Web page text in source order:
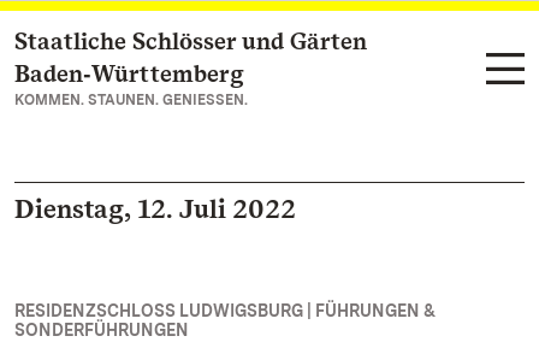
Zum Hauptinhalt springen
Staatliche Schlösser und Gärten
Baden‑Württemberg
KOMMEN. STAUNEN. GENIESSEN.
Dienstag, 12. Juli 2022
RESIDENZSCHLOSS LUDWIGSBURG | FÜHRUNGEN &
SONDERFÜHRUNGEN